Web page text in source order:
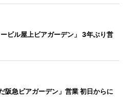
ビル屋上ビアガーデン」 3年ぶり営
阪急ビアガーデン」営業 初日からに